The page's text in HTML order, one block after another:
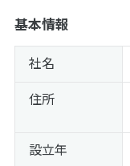
基本情報
社名
住所
設立年